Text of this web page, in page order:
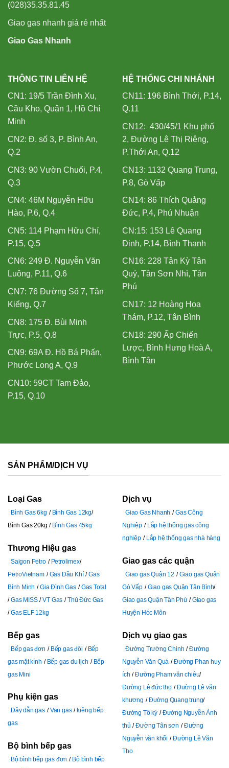
(028)35.35.81.45
Giao gas nhanh giá rẻ nhất
Giao Gas Nhanh
THÔNG TIN LIÊN HỆ
CN1: 19/5 Trần Đình Xu,
Cầu Kho, Quận 1, Hồ Chí
Minh
CN2: Đ. số 3, P. Bình An,
Q.2
CN3: 90 Vườn Chuối, P.4,
Q.3
CN4: 46M Nguyễn Hữu
Hào, P.6, Q.4
CN5: 114 Phạm Hữu Chí,
P.15, Q.5
CN6: 249 Đ. Nguyễn Văn
Luông, P.11, Q.6
CN7: 76 Đường Số 7, Tân
Kiểng, Q.7
CN8: 175 Đ. Bùi Minh
Trực, P.5, Q.8
CN9: 69A Đ. Hồ Bá Phấn,
Phước Long A, Q.9
CN10: 59CT Tam Đảo,
P.15, Q.10
HỆ THỐNG CHI NHÁNH
CN11: 196 Bình Thới, P.14,
Q.11
CN12: 430/45/1 Khu phố
2, Đường Lê Thị Riêng,
P.Thới An, Q.12
CN13: 1132 Quang Trung,
P.8, Gò Vấp
CN14: 86 Thích Quảng
Đức, P.4, Phú Nhuận
CN:15: 153 Lê Quang
Định, P.14, Bình Thạnh
CN16: 228 Tân Kỳ Tân
Quý, Tân Sơn Nhì, Tân
Phú
CN17: 12 Hoàng Hoa
Thám, P.12, Tân Bình
CN18: 290 Ấp Chiến
Lược, Bình Hưng Hoà A,
Bình Tân
SẢN PHẨM/DỊCH VỤ
Loại Gas
Bình Gas 6kg
Bình Gas 12kg
Bình Gas 20kg
Bình Gas 45kg
Thương Hiệu gas
Saigon Petro
Petrolimex
PetroVietnam
Gas Dầu Khí
Gas
Bình Minh
Gia Đình Gas
Gas Total
Gas MISS
VT Gas
Thủ Đức Gas
Gas ELF 12kg
Bếp gas
Bếp gas đơn Bếp gas đôi
Bếp
gas mặt kính
Bếp gas du lịch
Bếp
gas Mini
Phụ kiện gas
Dây dẫn gas Van gas
kiềng bếp
gas
Bộ bình bếp gas
Bộ bình bếp gas đơn
Bộ bình bếp
Dịch vụ
Giao Gas Nhanh
Gas Công
Nghiệp
Lắp hệ thống gas công
nghiệp
Lắp hệ thống gas nhà hàng
Giao gas các quận
Giao gas Quận 12
Giao gas Quận
Gò Vấp
Giao gas Quận Tân Bình
Giao gas Quận Tân Phú
Giao gas
Huyện Hóc Môn
Dịch vụ giao gas
Đường Trường Chinh
Đường
Nguyễn Văn Quá
Đường Phan huy
ích
Đường Pham văn chiêu
Đường Lê đức thọ
Đường Lê văn
khương
Đường Quang trung
Đường Tô ký
Đường Nguyễn Ảnh
thủ
Đường Tân sơn
Đường
Nguyễn văn khối
Đường Lê Văn
Thọ